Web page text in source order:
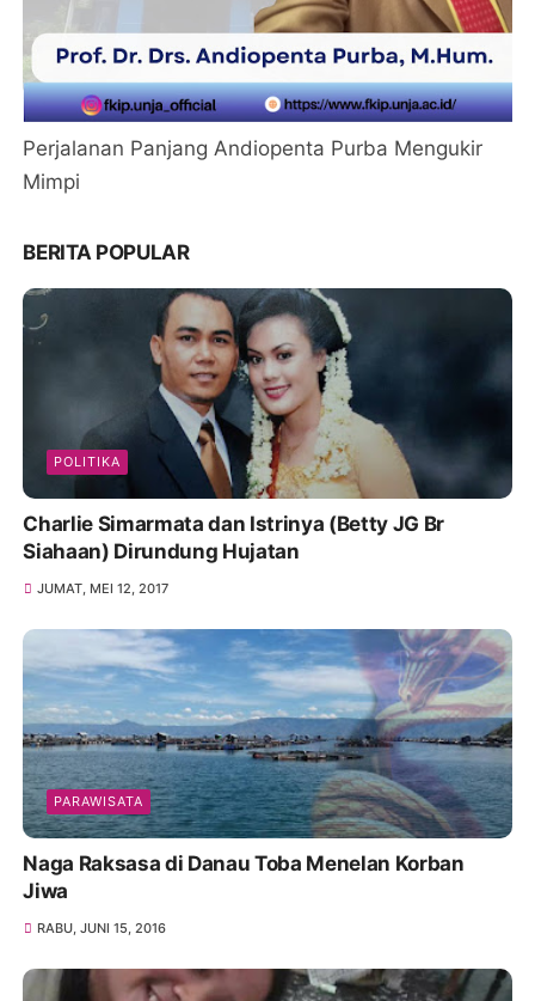
Perjalanan Panjang Andiopenta Purba Mengukir
Mimpi
BERITA POPULAR
POLITIKA
Charlie Simarmata dan Istrinya (Betty JG Br
Siahaan) Dirundung Hujatan
JUMAT, MEI 12, 2017
PARAWISATA
Naga Raksasa di Danau Toba Menelan Korban
Jiwa
RABU, JUNI 15, 2016